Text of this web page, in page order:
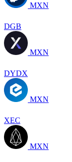
MXN
DGB
MXN
DYDX
MXN
XEC
MXN